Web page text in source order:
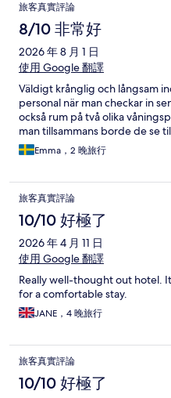
旅客真實評論
8/10 非常好
2026 年 8 月 1 日
使用 Google 翻譯
Väldigt krånglig och långsam
personal när man checkar in
också rum på två olika
man tillsammans borde de se
Emma，2 晚旅行
旅客真實評論
10/10 好極了
2026 年 4 月 11 日
使用 Google 翻譯
Really well-thought out hotel.
for a comfortable stay.
JANE，4 晚旅行
旅客真實評論
10/10 好極了